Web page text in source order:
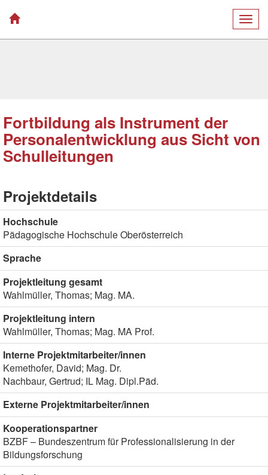
Fortbildung als Instrument der
Personalentwicklung aus Sicht von
Schulleitungen
Projektdetails
Hochschule
Pädagogische Hochschule Oberösterreich
Sprache
Projektleitung gesamt
Wahlmüller, Thomas; Mag. MA.
Projektleitung intern
Wahlmüller, Thomas; Mag. MA Prof.
Interne Projektmitarbeiter/innen
Kemethofer, David; Mag. Dr.
Nachbaur, Gertrud; IL Mag. Dipl.Päd.
Externe Projektmitarbeiter/innen
Kooperationspartner
BZBF – Bundeszentrum für Professionalisierung in der
Bildungsforschung